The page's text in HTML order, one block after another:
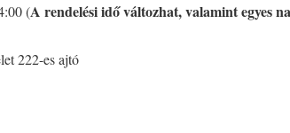
(A rendelési idő változhat, valamint egyes
222-es ajtó